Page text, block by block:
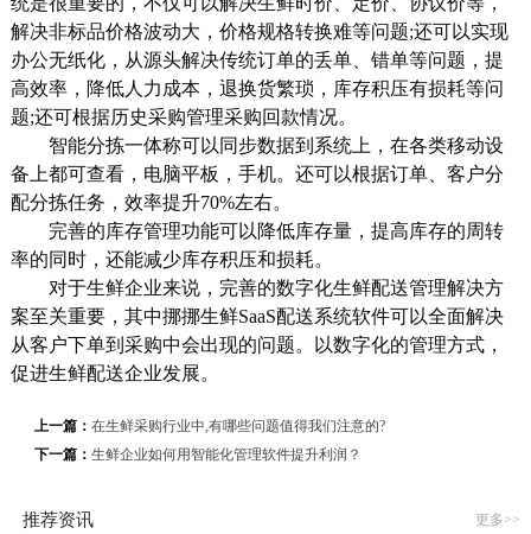
解决非标品价格波动大，价格规格转换难等问题;还可以实现
办公无纸化，从源头解决传统订单的丢单、错单等问题，提
高效率，降低人力成本，退换货繁琐，库存积压有损耗等问
题;还可根据历史采购管理采购回款情况。
智能分拣一体称可以同步数据到系统上，在各类移动设
备上都可查看，电脑平板，手机。还可以根据订单、客户分
配分拣任务，效率提升70%左右。
完善的库存管理功能可以降低库存量，提高库存的周转
率的同时，还能减少库存积压和损耗。
对于生鲜企业来说，完善的数字化生鲜配送管理解决方
案至关重要，其中挪挪生鲜SaaS配送系统软件可以全面解决
从客户下单到采购中会出现的问题。以数字化的管理方式，
促进生鲜配送企业发展。
上一篇： 在生鲜采购行业中,有哪些问题值得我们注意的?
下一篇： 生鲜企业如何用智能化管理软件提升利润？
推荐资讯 更多>>